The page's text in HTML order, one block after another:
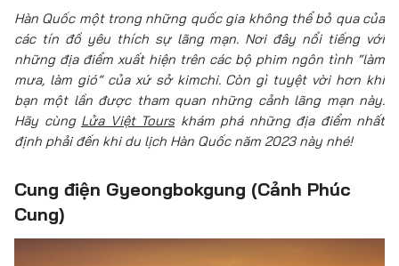
Hàn Quốc một trong những quốc gia không thể bỏ qua của
các tín đồ yêu thích sự lãng mạn. Nơi đây nổi tiếng với
những địa điểm xuất hiện trên các bộ phim ngôn tình “làm
mưa, làm gió” của xứ sở kimchi. Còn gì tuyệt vời hơn khi
bạn một lần được tham quan những cảnh lãng mạn này.
Hãy cùng Lửa Việt Tourskhám phá những địa điểm nhất
định phải đến khi du lịch Hàn Quốc năm 2023 này nhé!
Cung điện Gyeongbokgung (Cảnh Phúc
Cung)